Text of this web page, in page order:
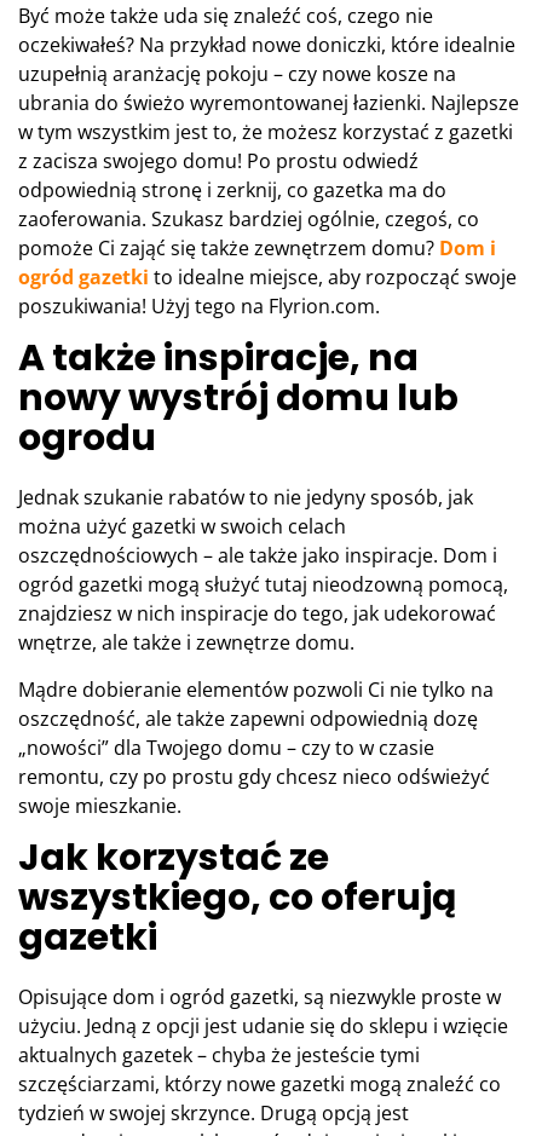
Być może także uda się znaleźć coś, czego nie
oczekiwałeś? Na przykład nowe doniczki, które idealnie
uzupełnią aranżację pokoju – czy nowe kosze na
ubrania do świeżo wyremontowanej łazienki. Najlepsze
w tym wszystkim jest to, że możesz korzystać z gazetki
z zacisza swojego domu! Po prostu odwiedź
odpowiednią stronę i zerknij, co gazetka ma do
zaoferowania. Szukasz bardziej ogólnie, czegoś, co
pomoże Ci zająć się także zewnętrzem domu? Dom i
ogród gazetki to idealne miejsce, aby rozpocząć swoje
poszukiwania! Użyj tego na Flyrion.com.
A także inspiracje, na
nowy wystrój domu lub
ogrodu
Jednak szukanie rabatów to nie jedyny sposób, jak
można użyć gazetki w swoich celach
oszczędnościowych – ale także jako inspiracje. Dom i
ogród gazetki mogą służyć tutaj nieodzowną pomocą,
znajdziesz w nich inspiracje do tego, jak udekorować
wnętrze, ale także i zewnętrze domu.
Mądre dobieranie elementów pozwoli Ci nie tylko na
oszczędność, ale także zapewni odpowiednią dozę
„nowości” dla Twojego domu – czy to w czasie
remontu, czy po prostu gdy chcesz nieco odświeżyć
swoje mieszkanie.
Jak korzystać ze
wszystkiego, co oferują
gazetki
Opisujące dom i ogród gazetki, są niezwykle proste w
użyciu. Jedną z opcji jest udanie się do sklepu i wzięcie
aktualnych gazetek – chyba że jesteście tymi
szczęściarzami, którzy nowe gazetki mogą znaleźć co
tydzień w swojej skrzynce. Drugą opcją jest